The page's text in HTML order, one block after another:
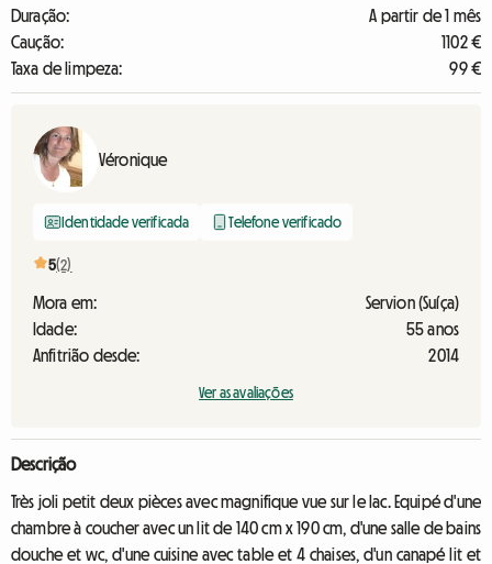
Duração:
A partir de 1 mês
Caução:
1102 €
Taxa de limpeza:
99 €
Véronique
Identidade verificada Telefone verificado
5(2)
Mora em:
Servion (Suíça)
Idade:
55 anos
Anfitrião desde:
2014
Ver as avaliações
Descrição
Très joli petit deux pièces avec magnifique vue sur le lac. Equipé d'une
chambre à coucher avec un lit de 140 cm x 190 cm, d'une salle de bains
douche et wc, d'une cuisine avec table et 4 chaises, d'un canapé lit et